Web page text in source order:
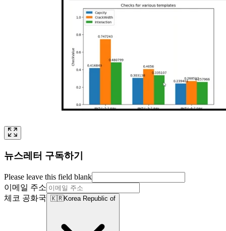
뉴스레터 구독하기
Please leave this field blank
이메일 주소
체코 공화국 🇰🇷Korea Republic of